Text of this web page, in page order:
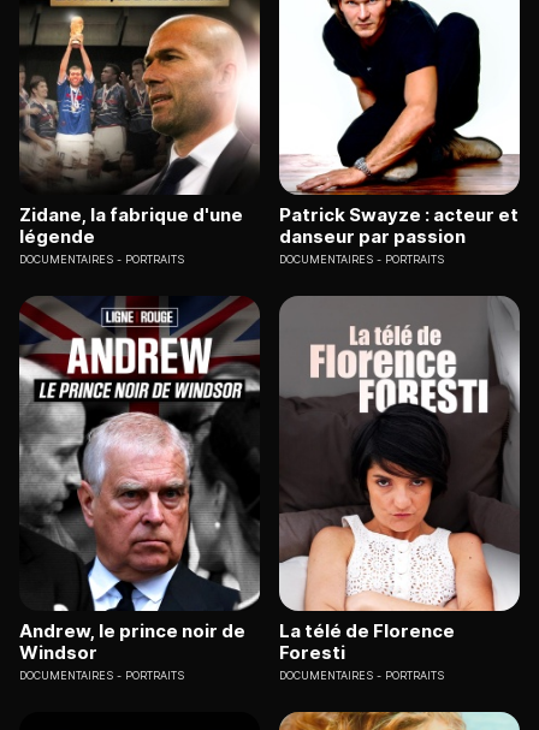
Zidane, la fabrique d'une
légende
DOCUMENTAIRES PORTRAITS
Patrick Swayze : acteur et
danseur par passion
DOCUMENTAIRES PORTRAITS
Andrew, le prince noir de
Windsor
DOCUMENTAIRES PORTRAITS
La télé de Florence
Foresti
DOCUMENTAIRES PORTRAITS